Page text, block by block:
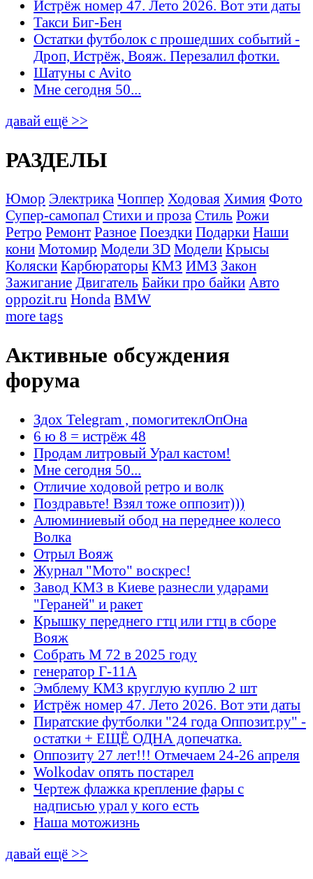
Истрёж номер 47. Лето 2026. Вот эти даты
Такси Биг-Бен
Остатки футболок с прошедших событий -
Дроп, Истрёж, Вояж. Перезалил фотки.
Шатуны с Avito
Мне сегодня 50...
давай ещё >>
РАЗДЕЛЫ
Юмор Электрика Чоппер Ходовая Химия Фото
Супер-самопал Стихи и проза Стиль Рожи
Ретро Ремонт Разное Поездки Подарки Наши
кони Мотомир Модели 3D Модели Крысы
Коляски Карбюраторы КМЗ ИМЗ Закон
Зажигание Двигатель Байки про байки Авто
oppozit.ru Honda BMW
more tags
Активные обсуждения
форума
Здох Telegram , помогитеклОпОна
6 ю 8 = истрёж 48
Продам литровый Урал кастом!
Мне сегодня 50...
Отличие ходовой ретро и волк
Поздравьте! Взял тоже оппозит)))
Алюминиевый обод на переднее колесо
Волка
Отрыл Вояж
Журнал "Мото" воскрес!
Завод КМЗ в Киеве разнесли ударами
"Гераней" и ракет
Крышку переднего гтц или гтц в сборе
Вояж
Собрать М 72 в 2025 году
генератор Г-11А
Эмблему КМЗ круглую куплю 2 шт
Истрёж номер 47. Лето 2026. Вот эти даты
Пиратские футболки "24 года Оппозит.ру" -
остатки + ЕЩЁ ОДНА допечатка.
Оппозиту 27 лет!!! Отмечаем 24-26 апреля
Wolkodav опять постарел
Чертеж флажка крепление фары с
надписью урал у кого есть
Наша мотожизнь
давай ещё >>